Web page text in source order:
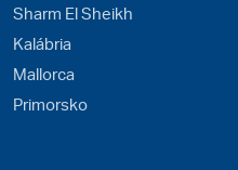
Sharm El Sheikh
Kalábria
Mallorca
Primorsko